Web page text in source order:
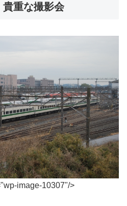
貴重な撮影会
image-10307"/>